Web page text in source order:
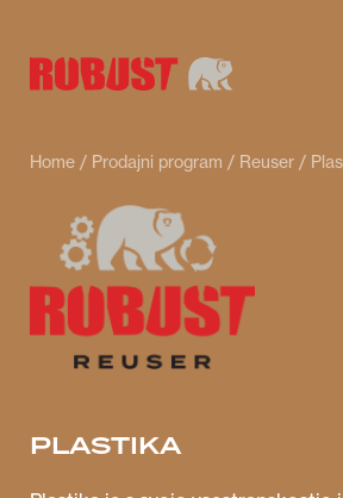
Home / Prodajni program / Reuser /
PLASTIKA